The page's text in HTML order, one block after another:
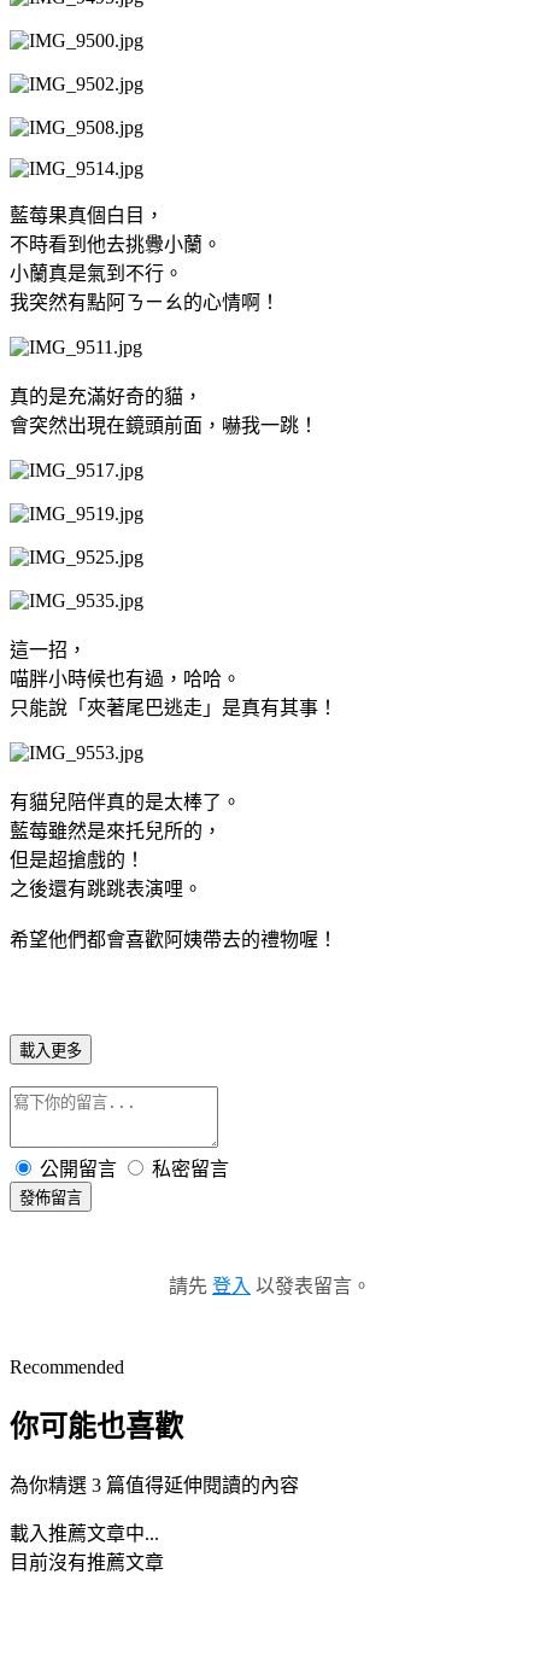
藍莓果真個白目，
不時看到他去挑釁小蘭。
小蘭真是氣到不行。
我突然有點阿ㄋㄧㄠ的心情啊！
真的是充滿好奇的貓，
會突然出現在鏡頭前面，嚇我一跳！
這一招，
喵胖小時候也有過，哈哈。
只能說「夾著尾巴逃走」是真有其事！
有貓兒陪伴真的是太棒了。
藍莓雖然是來托兒所的，
但是超搶戲的！
之後還有跳跳表演哩。
希望他們都會喜歡阿姨帶去的禮物喔！
載入更多
公開留言 私密留言
發佈留言
請先 登入 以發表留言。
Recommended
你可能也喜歡
為你精選 3 篇值得延伸閱讀的內容
載入推薦文章中...
目前沒有推薦文章